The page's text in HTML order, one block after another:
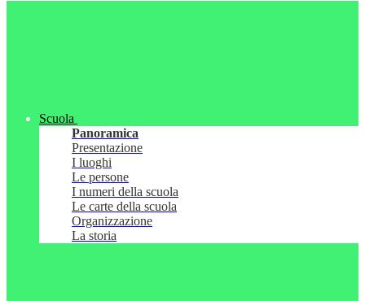
Scuola
Panoramica
Presentazione
I luoghi
Le persone
I numeri della scuola
Le carte della scuola
Organizzazione
La storia